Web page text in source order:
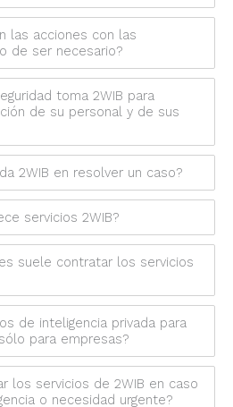
las acciones con las
de ser necesario?
toma 2WIB para
de su personal y de sus
2WIB en resolver un caso?
servicios 2WIB?
suele contratar los servicios
de inteligencia privada para
para empresas?
los servicios de 2WIB en caso
o necesidad urgente?